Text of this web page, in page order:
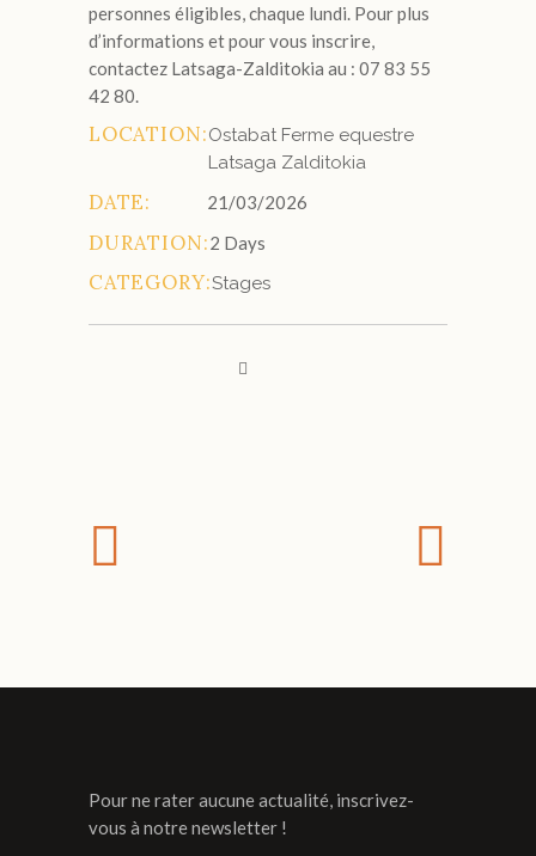
personnes éligibles, chaque lundi. Pour plus
d’informations et pour vous inscrire,
contactez Latsaga-Zalditokia au : 07 83 55
42 80.
LOCATION:Ostabat Ferme equestre
Latsaga Zalditokia
DATE: 21/03/2026
DURATION:2 Days
CATEGORY:Stages
Pour ne rater aucune actualité, inscrivez-
vous à notre newsletter !